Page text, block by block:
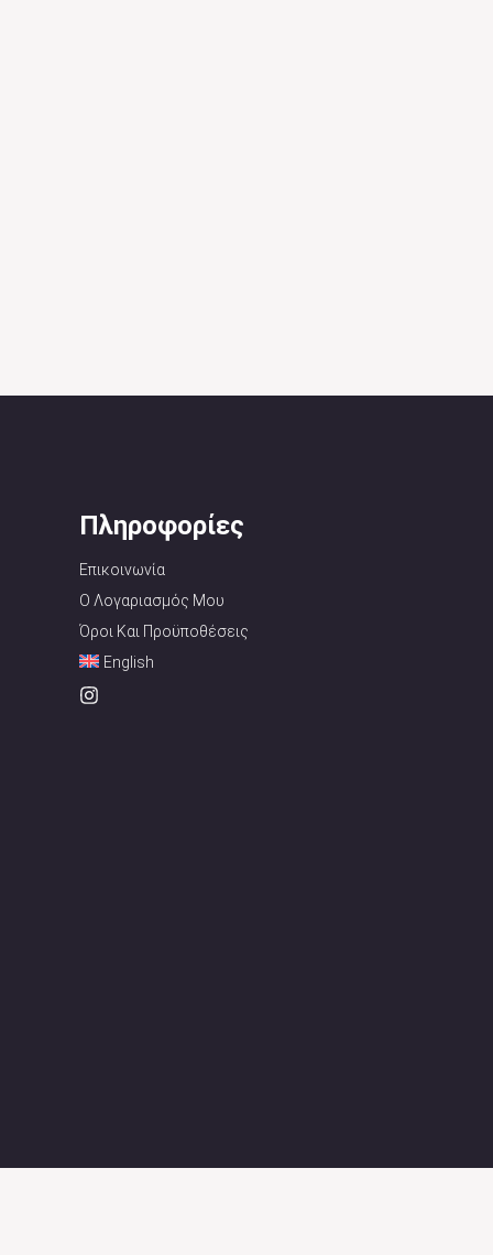
Πληροφορίες
Επικοινωνία
Ο Λογαριασμός Μου
Όροι Και Προϋποθέσεις
English